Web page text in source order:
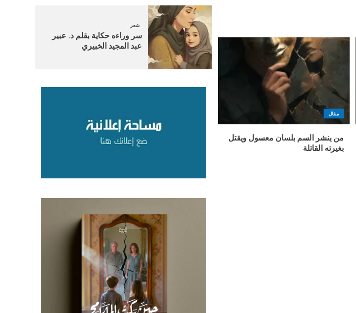
مقال
من ينشر السم بلسان معسول ويقتل
بغيرته القاتلة
شعر
سر وراءه حكاية بقلم د. عبير
عبد المجيد الخبيري